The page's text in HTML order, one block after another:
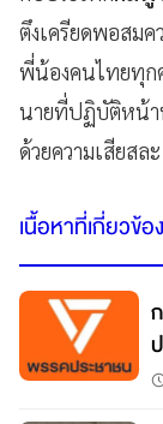
ตึงเครียดพอสมค
พี่น้องคนไทยทุก
นายที่ปฏิบัติหน้า
ด้วยความเสียสล
เนื้อหาที่เกี่ยวข้อง